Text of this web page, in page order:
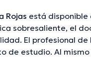
Rojas está disponible
sobresaliente, el
El profesional
de estudio. Al